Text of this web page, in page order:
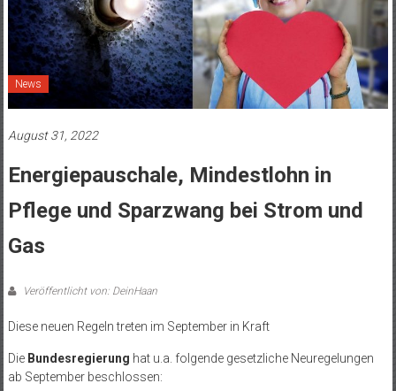
News
August 31, 2022
Energiepauschale, Mindestlohn in
Pflege und Sparzwang bei Strom und
Gas
Veröffentlicht von: DeinHaan
Diese neuen Regeln treten im September in Kraft
Die Bundesregierung hat u.a. folgende gesetzliche Neuregelungen
ab September beschlossen: